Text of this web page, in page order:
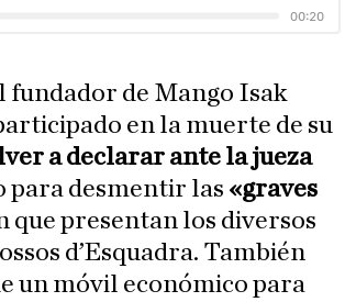
fundador de Mango Isak
en la muerte de su
a declarar ante la jueza
para desmentir las «graves
que presentan los diversos
d’Esquadra. También
un móvil económico para